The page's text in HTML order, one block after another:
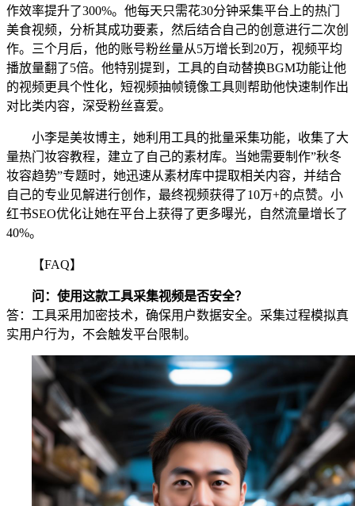
作效率提升了300%。他每天只需花30分钟采集平台上的热门
美食视频，分析其成功要素，然后结合自己的创意进行二次创
作。三个月后，他的账号粉丝量从5万增长到20万，视频平均
播放量翻了5倍。他特别提到，工具的自动替换BGM功能让他
的视频更具个性化，短视频抽帧镜像工具则帮助他快速制作出
对比类内容，深受粉丝喜爱。
小李是美妆博主，她利用工具的批量采集功能，收集了大
量热门妆容教程，建立了自己的素材库。当她需要制作”秋冬
妆容趋势”专题时，她迅速从素材库中提取相关内容，并结合
自己的专业见解进行创作，最终视频获得了10万+的点赞。小
红书SEO优化让她在平台上获得了更多曝光，自然流量增长了
40%。
【FAQ】
问：使用这款工具采集视频是否安全？
答：工具采用加密技术，确保用户数据安全。采集过程模拟真
实用户行为，不会触发平台限制。